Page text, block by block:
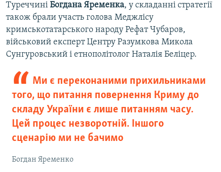
Туреччині Богдана Яременка, у складанні стратегії
також брали участь голова Меджлісу
кримськотатарського народу Рефат Чубаров,
військовий експерт Центру Разумкова Микола
Сунгуровський і етнополітолог Наталія Беліцер.
Ми є переконаними прихильниками
того, що питання повернення Криму до
складу України є лише питанням часу.
Цей процес незворотній. Іншого
сценарію ми не бачимо
Богдан Яременко